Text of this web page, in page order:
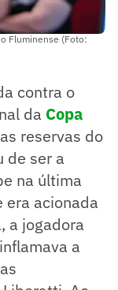
Fluminense (Foto:
contra o
da Copa
reservas do
de ser a
na última
era acionada
a jogadora
a